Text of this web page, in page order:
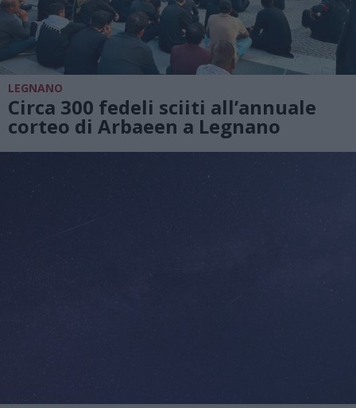
LEGNANO
Circa 300 fedeli sciiti all’annuale
corteo di Arbaeen a Legnano